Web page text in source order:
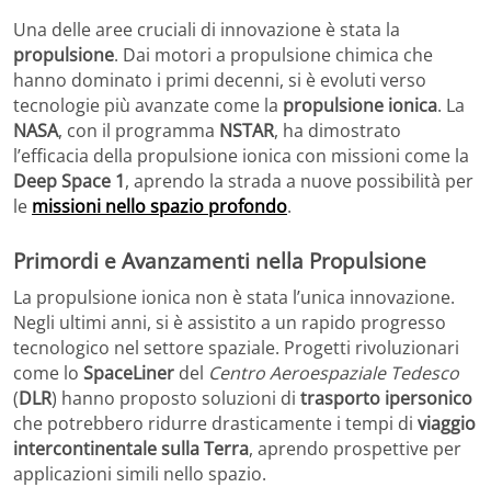
Una delle aree cruciali di innovazione è stata la
propulsione. Dai motori a propulsione chimica che
hanno dominato i primi decenni, si è evoluti verso
tecnologie più avanzate come la propulsione ionica. La
NASA, con il programma NSTAR, ha dimostrato
l’efficacia della propulsione ionica con missioni come la
Deep Space 1, aprendo la strada a nuove possibilità per
le missioni nello spazio profondo.
Primordi e Avanzamenti nella Propulsione
La propulsione ionica non è stata l’unica innovazione.
Negli ultimi anni, si è assistito a un rapido progresso
tecnologico nel settore spaziale. Progetti rivoluzionari
come lo SpaceLiner del Centro Aeroespaziale Tedesco
(DLR) hanno proposto soluzioni di trasporto ipersonico
che potrebbero ridurre drasticamente i tempi di viaggio
intercontinentale sulla Terra, aprendo prospettive per
applicazioni simili nello spazio.